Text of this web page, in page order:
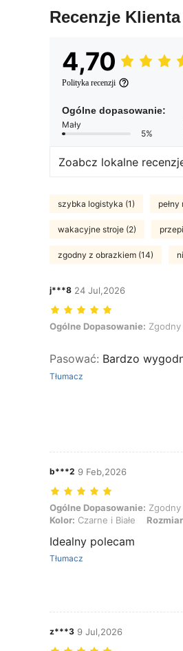
Recenzje Klienta
4,70
Polityka recenzji
Ogólne dopasowanie:
Mały
5%
Zoabcz lokalne
szybka logistyka (1)
wakacyjne stroje (2)
zgodny z obrazkiem (14)
j***8 24 Jul,2026
Ogólne Dopasowanie: Zgodny z
Ogólne Dopasowanie: Zgodny
Pasować: Bardzo
Tłumacz
b***2 9 Feb,2026
Ogólne Dopasowanie: Zgodny z
Ogólne Dopasowanie: Zgodny
Kolor: Czarne i Białe
Idealny polecam
Tłumacz
z***3 9 Jul,2026